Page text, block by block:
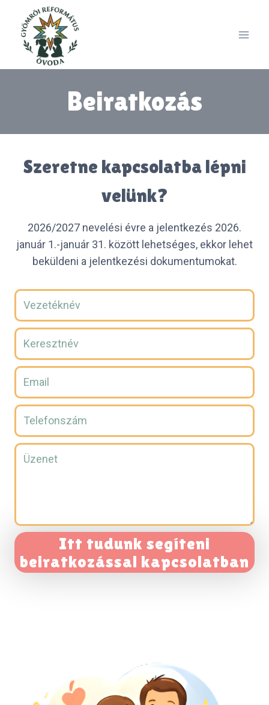
content
Beiratkozás
Szeretne kapcsolatba lépni
velünk?
2026/2027 nevelési évre a jelentkezés 2026.
január 1.-január 31. között lehetséges, ekkor lehet
beküldeni a jelentkezési dokumentumokat.
Itt tudunk segíteni
beiratkozással kapcsolatban